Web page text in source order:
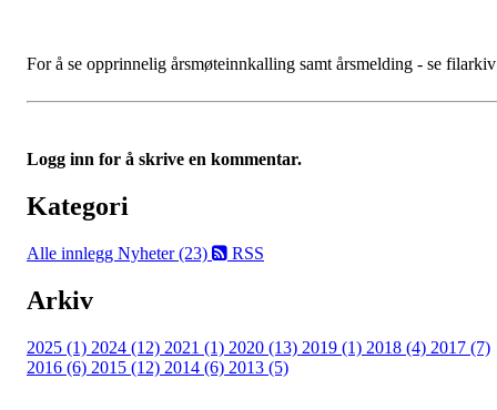
For å se opprinnelig årsmøteinnkalling samt årsmelding - se filarkiv
Logg inn for å skrive en kommentar.
Kategori
Alle innlegg Nyheter (23) RSS
Arkiv
2025 (1) 2024 (12) 2021 (1) 2020 (13) 2019 (1) 2018 (4) 2017 (7)
2016 (6) 2015 (12) 2014 (6) 2013 (5)